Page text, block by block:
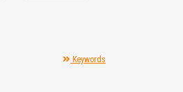
Keywords